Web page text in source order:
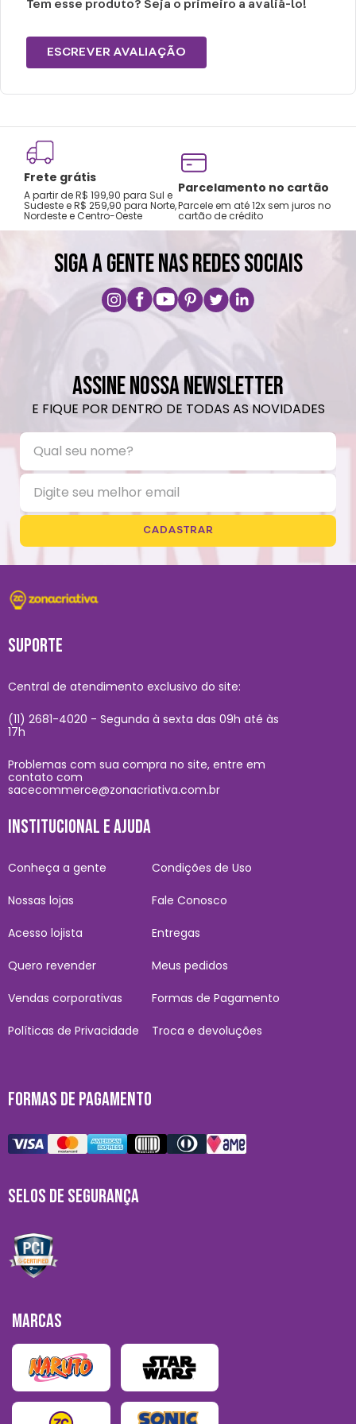
Tem esse produto? Seja o primeiro a avaliá-lo!
ESCREVER AVALIAÇÃO
Frete grátis
A partir de R$ 199,90 para Sul e
Sudeste e R$ 259,90 para Norte,
Nordeste e Centro-Oeste
Parcelamento no cartão
Parcele em até 12x sem juros no
cartão de crédito
SIGA A GENTE NAS REDES SOCIAIS
ASSINE NOSSA NEWSLETTER
E FIQUE POR DENTRO DE TODAS AS NOVIDADES
CADASTRAR
SUPORTE
Central de atendimento exclusivo do site:
(11) 2681-4020 - Segunda à sexta das 09h até às
17h
Problemas com sua compra no site, entre em
contato com
sacecommerce@zonacriativa.com.br
INSTITUCIONAL E AJUDA
Conheça a gente
Nossas lojas
Acesso lojista
Quero revender
Vendas corporativas
Políticas de Privacidade
Condições de Uso
Fale Conosco
Entregas
Meus pedidos
Formas de Pagamento
Troca e devoluções
FORMAS DE PAGAMENTO
SELOS DE SEGURANÇA
MARCAS